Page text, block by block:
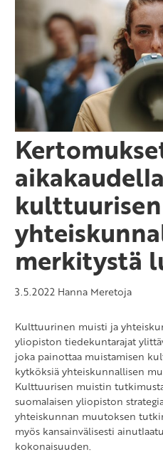
merkitystä
3.5.2022 Hanna Meretoja
Kulttuurinen muisti ja
yliopiston tiedekuntarajat
joka painottaa muistamisen
kytköksiä yhteiskunnallisen
Kulttuurisen muistin
suomalaisen yliopiston
yhteiskunnan muutoksen
myös kansainvälisesti
kokonaisuuden.